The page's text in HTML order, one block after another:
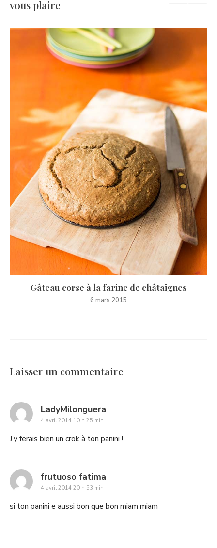
vous plaire
Gâteau corse à la farine de châtaignes
6 mars 2015
Laisser un commentaire
LadyMilonguera
4 avril 2014 10 h 25 min
J’y ferais bien un crok à ton panini !
frutuoso fatima
4 avril 2014 20 h 53 min
si ton panini e aussi bon que bon miam miam